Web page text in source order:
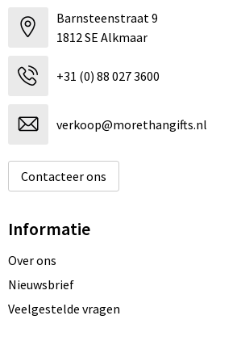
Barnsteenstraat 9
1812 SE Alkmaar
+31 (0) 88 027 3600
verkoop@morethangifts.nl
Contacteer ons
Informatie
Over ons
Nieuwsbrief
Veelgestelde vragen